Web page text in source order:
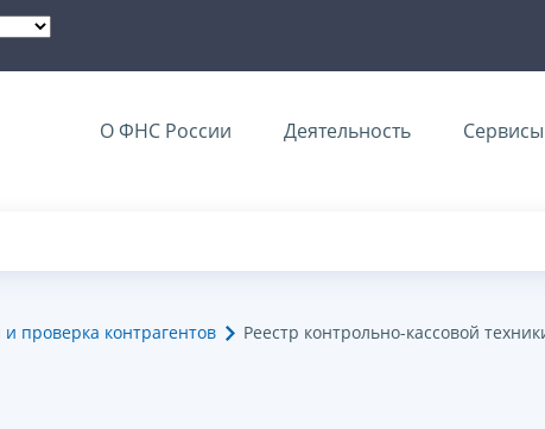
О ФНС России Деятельность Сервисы
и проверка контрагентов Реестр контрольно-кассовой